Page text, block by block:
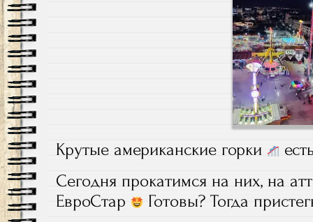
Крутые американские горки
Сегодня прокатимся на них, на
ЕвроСтар
Готовы? Тогда